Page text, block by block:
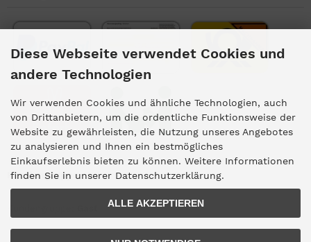
Kundengruppe
Diese Webseite verwendet Cookies und
andere Technologien
Wir verwenden Cookies und ähnliche Technologien, auch
von Drittanbietern, um die ordentliche Funktionsweise der
Website zu gewährleisten, die Nutzung unseres Angebotes
zu analysieren und Ihnen ein bestmögliches
Einkaufserlebnis bieten zu können. Weitere Informationen
finden Sie in unserer Datenschutzerklärung.
ALLE AKZEPTIEREN